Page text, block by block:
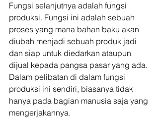
Fungsi selanjutnya adalah fungsi
produksi. Fungsi ini adalah sebuah
proses yang mana bahan baku akan
diubah menjadi sebuah produk jadi
dan siap untuk diedarkan ataupun
dijual kepada pangsa pasar yang ada.
Dalam pelibatan di dalam fungsi
produksi ini sendiri, biasanya tidak
hanya pada bagian manusia saja yang
mengerjakannya.